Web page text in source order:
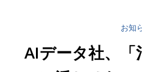
お知
AIデータ社、「